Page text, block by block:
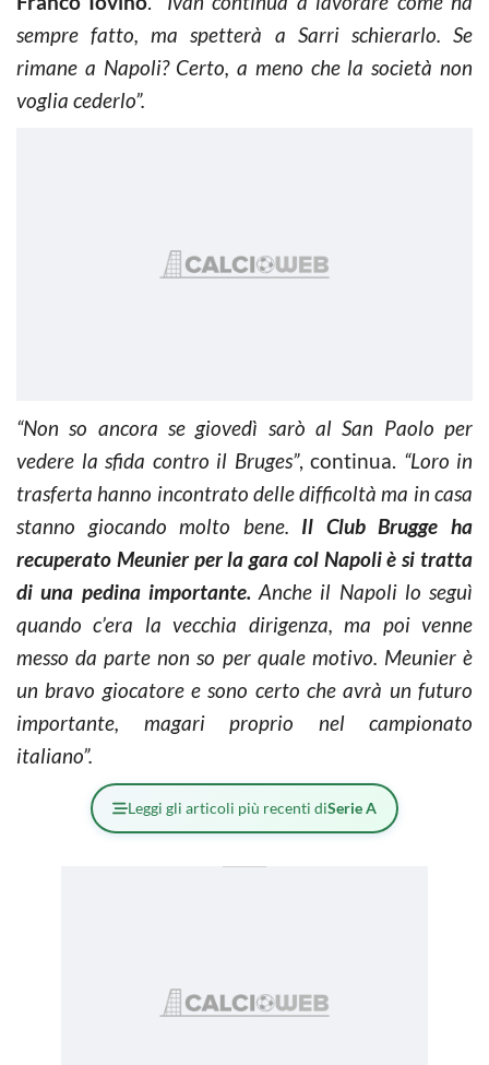
sempre fatto, ma spetterà a Sarri schierarlo. Se
rimane a Napoli? Certo, a meno che la società non
voglia cederlo”.
“Non so ancora se giovedì sarò al San Paolo per
vedere la sfida contro il Bruges”, continua. “Loro in
trasferta hanno incontrato delle difficoltà ma in casa
stanno giocando molto bene. Il Club Brugge ha
recuperato Meunier per la gara col Napoli è si tratta
di una pedina importante.Anche il Napoli lo seguì
quando c’era la vecchia dirigenza, ma poi venne
messo da parte non so per quale motivo. Meunier è
un bravo giocatore e sono certo che avrà un futuro
importante, magari proprio nel campionato
italiano”.
Leggi gli articoli più recenti diSerie A